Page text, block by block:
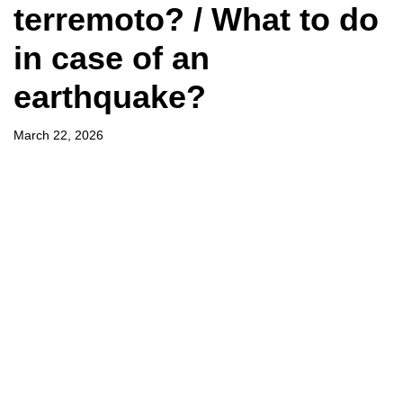
terremoto? / What to do
in case of an
earthquake?
March 22, 2026